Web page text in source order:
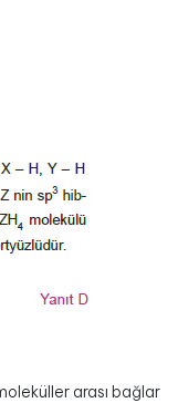
arası bağlar